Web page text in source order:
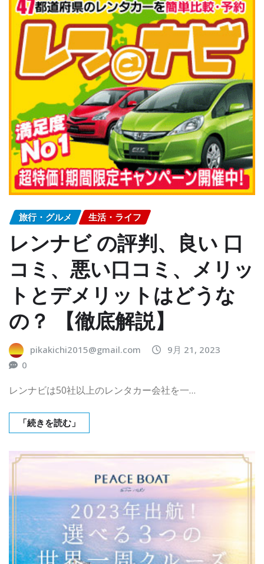
旅行・グルメ 生活・ライフ
レンナビ の評判、良い 口
コミ、悪い口コミ、メリッ
トとデメリットはどうな
の？ 【徹底解説】
pikakichi2015@gmail.com
9月 21, 2023
0
レンナビは50社以上のレンタカー会社を一…
「続きを読む」